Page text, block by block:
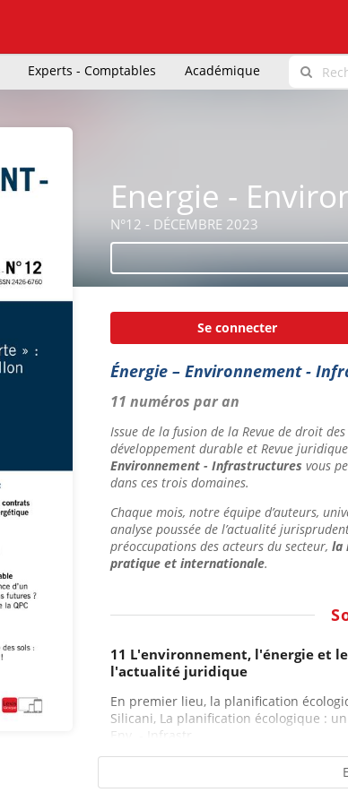
Experts - Comptables Académique
Energie -
N°12 - DÉCEMBRE 2023
Se connecter
Énergie – Environnement -
11 numéros par an
Issue de la fusion de la Revue de droit
développement durable et Revue
Environnement - Infrastructures vous
dans ces trois domaines.
Chaque mois, notre équipe d’auteurs,
analyse poussée de l’actualité
préoccupations des acteurs du secteur, la
pratique et internationale.
11 L'environnement, l'énergie et
l'actualité juridique
En premier lieu, la planification
Silicani, La planification écologique :
Env. - Infrastr....